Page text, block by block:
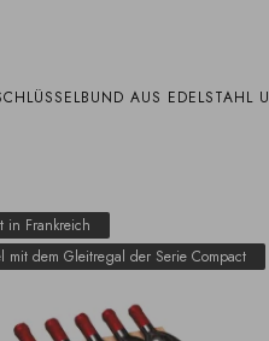
AUS EDELSTAHL
in Frankreich
mit dem Gleitregal der Serie Compact